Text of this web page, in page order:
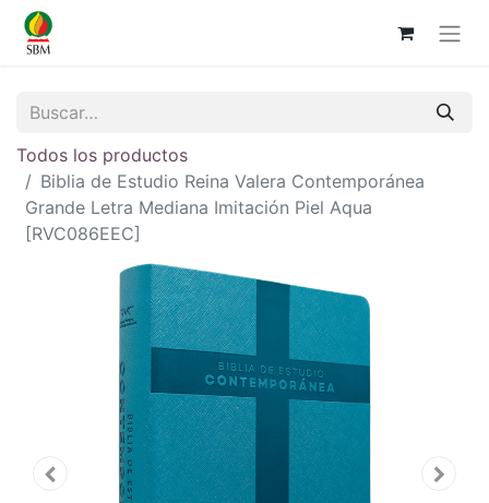
Todos los productos
Biblia de Estudio Reina Valera Contemporánea
Grande Letra Mediana Imitación Piel Aqua
[RVC086EEC]